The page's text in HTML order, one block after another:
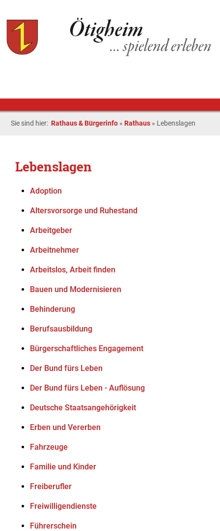
Sie sind hier: Rathaus & Bürgerinfo » Rathaus » Lebenslagen
Lebenslagen
Adoption
Altersvorsorge und Ruhestand
Arbeitgeber
Arbeitnehmer
Arbeitslos, Arbeit finden
Bauen und Modernisieren
Behinderung
Berufsausbildung
Bürgerschaftliches Engagement
Der Bund fürs Leben
Der Bund fürs Leben - Auflösung
Deutsche Staatsangehörigkeit
Erben und Vererben
Fahrzeuge
Familie und Kinder
Freiberufler
Freiwilligendienste
Führerschein